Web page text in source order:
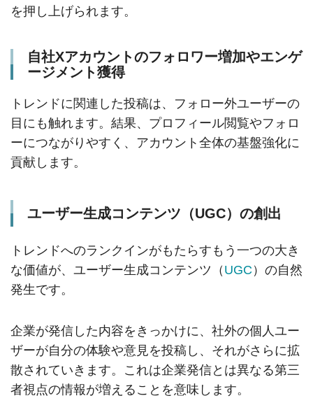
を押し上げられます。
自社Xアカウントのフォロワー増加やエンゲ
ージメント獲得
トレンドに関連した投稿は、フォロー外ユーザーの
目にも触れます。結果、プロフィール閲覧やフォロ
ーにつながりやすく、アカウント全体の基盤強化に
貢献します。
ユーザー生成コンテンツ（UGC）の創出
トレンドへのランクインがもたらすもう一つの大き
な価値が、ユーザー生成コンテンツ（ UGC ）の自然
発生です。
企業が発信した内容をきっかけに、社外の個人ユー
ザーが自分の体験や意見を投稿し、それがさらに拡
散されていきます。これは企業発信とは異なる第三
者視点の情報が増えることを意味します。